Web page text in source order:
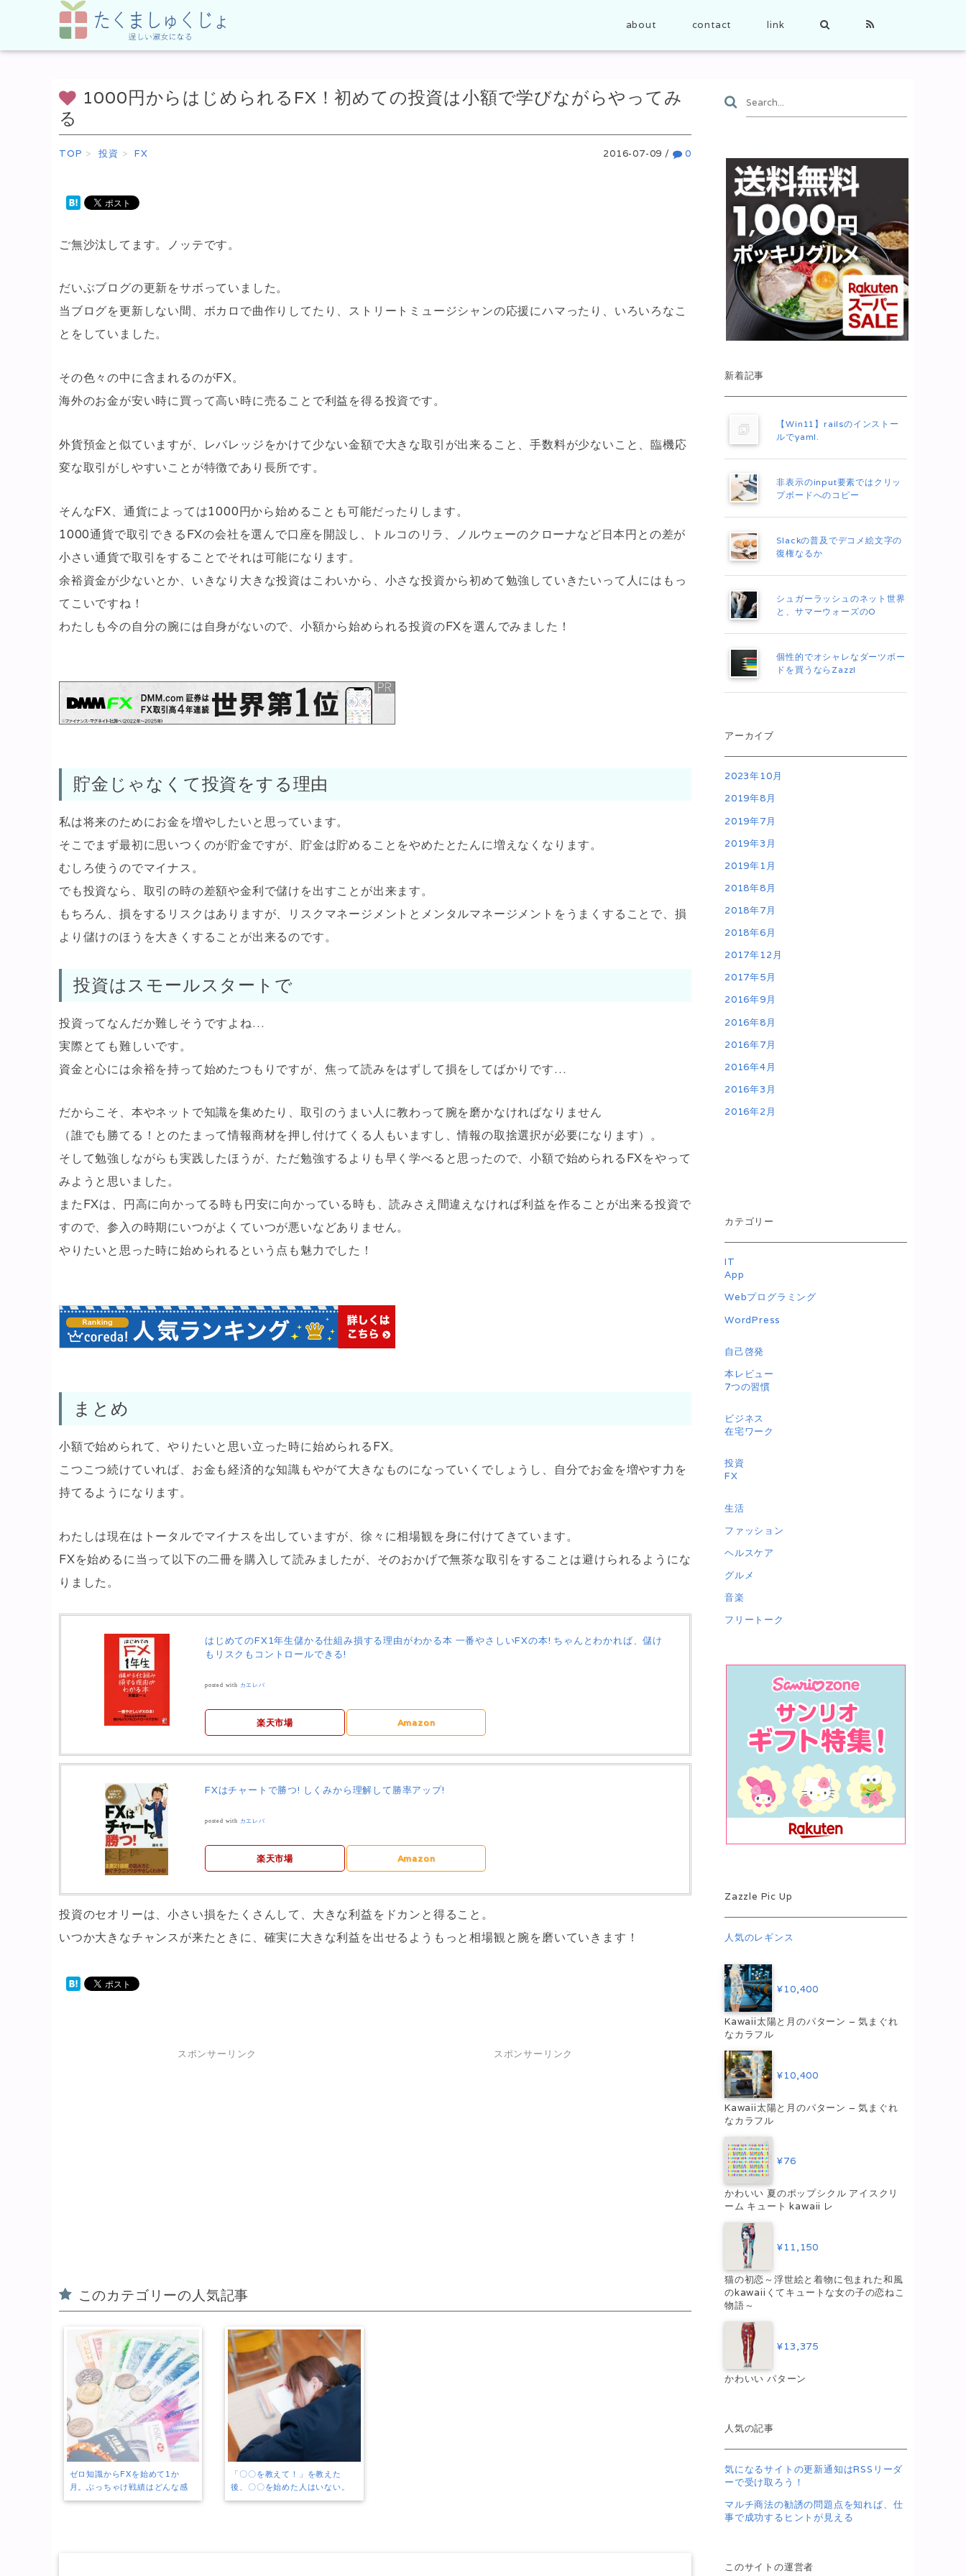
about contact link
1000円からはじめられるFX！初めての投資は小額で学びながらやってみ
る
TOP 投資 FX 2016-07-09 / 0
ご無沙汰してます。ノッテです。
だいぶブログの更新をサボっていました。
当ブログを更新しない間、ボカロで曲作りしてたり、ストリートミュージシャンの応援にハマったり、いろいろなこ
とをしていました。
その色々の中に含まれるのがFX。
海外のお金が安い時に買って高い時に売ることで利益を得る投資です。
外貨預金と似ていますが、レバレッジをかけて少ない金額で大きな取引が出来ること、手数料が少ないこと、臨機応
変な取引がしやすいことが特徴であり長所です。
そんなFX、通貨によっては1000円から始めることも可能だったりします。
1000通貨で取引できるFXの会社を選んで口座を開設し、トルコのリラ、ノルウェーのクローナなど日本円との差が
小さい通貨で取引をすることでそれは可能になります。
余裕資金が少ないとか、いきなり大きな投資はこわいから、小さな投資から初めて勉強していきたいって人にはもっ
てこいですね！
わたしも今の自分の腕には自身がないので、小額から始められる投資のFXを選んでみました！
貯金じゃなくて投資をする理由
私は将来のためにお金を増やしたいと思っています。
そこでまず最初に思いつくのが貯金ですが、貯金は貯めることをやめたとたんに増えなくなります。
むしろ使うのでマイナス。
でも投資なら、取引の時の差額や金利で儲けを出すことが出来ます。
もちろん、損をするリスクはありますが、リスクマネージメントとメンタルマネージメントをうまくすることで、損
より儲けのほうを大きくすることが出来るのです。
投資はスモールスタートで
投資ってなんだか難しそうですよね…
実際とても難しいです。
資金と心には余裕を持って始めたつもりですが、焦って読みをはずして損をしてばかりです…
だからこそ、本やネットで知識を集めたり、取引のうまい人に教わって腕を磨かなければなりません
（誰でも勝てる！とのたまって情報商材を押し付けてくる人もいますし、情報の取捨選択が必要になります）。
そして勉強しながらも実践したほうが、ただ勉強するよりも早く学べると思ったので、小額で始められるFXをやって
みようと思いました。
またFXは、円高に向かってる時も円安に向かっている時も、読みさえ間違えなければ利益を作ることが出来る投資で
すので、参入の時期にいつがよくていつが悪いなどありません。
やりたいと思った時に始められるという点も魅力でした！
まとめ
小額で始められて、やりたいと思い立った時に始められるFX。
こつこつ続けていれば、お金も経済的な知識もやがて大きなものになっていくでしょうし、自分でお金を増やす力を
持てるようになります。
わたしは現在はトータルでマイナスを出していますが、徐々に相場観を身に付けてきています。
FXを始めるに当って以下の二冊を購入して読みましたが、そのおかげで無茶な取引をすることは避けられるようにな
りました。
はじめてのFX1年生儲かる仕組み損する理由がわかる本 一番やさしいFXの本! ちゃんとわかれば、儲け
もリスクもコントロールできる!
posted with カエレバ
楽天市場 Amazon
FXはチャートで勝つ! しくみから理解して勝率アップ!
posted with カエレバ
楽天市場 Amazon
投資のセオリーは、小さい損をたくさんして、大きな利益をドカンと得ること。
いつか大きなチャンスが来たときに、確実に大きな利益を出せるようもっと相場観と腕を磨いていきます！
スポンサーリンク スポンサーリンク
このカテゴリーの人気記事
ゼロ知識からFXを始めて1か
月。ぶっちゃけ戦績はどんな感
「〇〇を教えて！」を教えた
後、〇〇を始めた人はいない。
新着記事
【Win11】railsのインストー
ルでyaml.
非表示のinput要素ではクリッ
プボードへのコピー
Slackの普及でデコメ絵文字の
復権なるか
シュガーラッシュのネット世界
と、サマーウォーズのO
個性的でオシャレなダーツボー
ドを買うならZazzl
アーカイブ
2023年10月
2019年8月
2019年7月
2019年3月
2019年1月
2018年8月
2018年7月
2018年6月
2017年12月
2017年5月
2016年9月
2016年8月
2016年7月
2016年4月
2016年3月
2016年2月
カテゴリー
IT
App
Webプログラミング
WordPress
自己啓発
本レビュー
7つの習慣
ビジネス
在宅ワーク
投資
FX
生活
ファッション
ヘルスケア
グルメ
音楽
フリートーク
Zazzle Pic Up
人気のレギンス
¥10,400
Kawaii太陽と月のパターン – 気まぐれ
なカラフル
¥10,400
Kawaii太陽と月のパターン – 気まぐれ
なカラフル
¥76
かわいい 夏のポップシクル アイスクリ
ーム キュート kawaii レ
¥11,150
猫の初恋～浮世絵と着物に包まれた和風
のkawaiiくてキュートな女の子の恋ねこ
物語～
¥13,375
かわいい パターン
人気の記事
気になるサイトの更新通知はRSSリーダ
ーで受け取ろう！
マルチ商法の勧誘の問題点を知れば、仕
事で成功するヒントが見える
このサイトの運営者